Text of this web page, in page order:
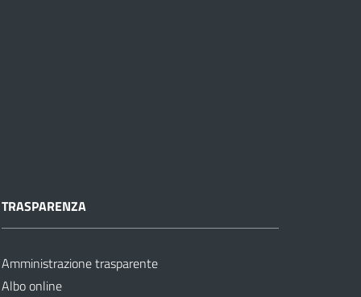
TRASPARENZA
Amministrazione trasparente
Albo online